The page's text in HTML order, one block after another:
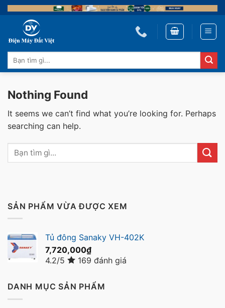
Skip
to
content
Tìm
kiếm:
Nothing Found
It seems we can’t find what you’re looking for. Perhaps
searching can help.
SẢN PHẨM VỪA ĐƯỢC XEM
Tủ đông Sanaky VH-402K
7,720,000₫
4.2/5
169 đánh giá
DANH MỤC SẢN PHẨM